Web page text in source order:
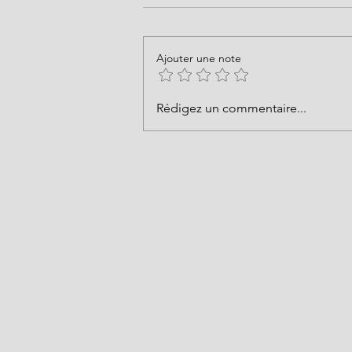
Ajouter une note
Rédigez un commentaire...